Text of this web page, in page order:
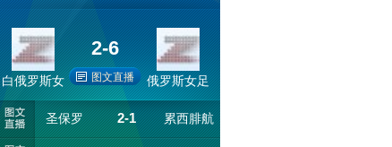
白俄罗斯女
足U16
2-6
图文直播
俄罗斯女足
U16
圣保罗
2-1 累西腓航